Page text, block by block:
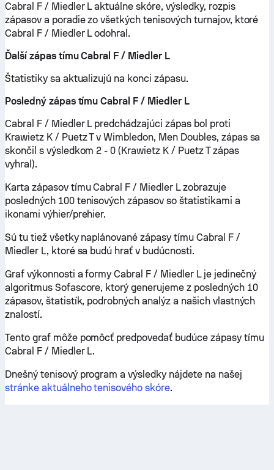
Cabral F / Miedler L aktuálne skóre, výsledky, rozpis
zápasov a poradie zo všetkých tenisových turnajov, ktoré
Cabral F / Miedler L odohral.
Ďalší zápas tímu Cabral F / Miedler L
Štatistiky sa aktualizujú na konci zápasu.
Posledný zápas tímu Cabral F / Miedler L
Cabral F / Miedler L predchádzajúci zápas bol proti
Krawietz K / Puetz T v Wimbledon, Men Doubles, zápas sa
skončil s výsledkom 2 - 0 (Krawietz K / Puetz T zápas
vyhral).
Karta zápasov tímu Cabral F / Miedler L zobrazuje
posledných 100 tenisových zápasov so štatistikami a
ikonami výhier/prehier.
Sú tu tiež všetky naplánované zápasy tímu Cabral F /
Miedler L, ktoré sa budú hrať v budúcnosti.
Graf výkonnosti a formy Cabral F / Miedler L je jedinečný
algoritmus Sofascore, ktorý generujeme z posledných 10
zápasov, štatistík, podrobných analýz a našich vlastných
znalostí.
Tento graf môže pomôcť predpovedať budúce zápasy tímu
Cabral F / Miedler L.
Dnešný tenisový program a výsledky nájdete na našej
stránke aktuálneho tenisového skóre.